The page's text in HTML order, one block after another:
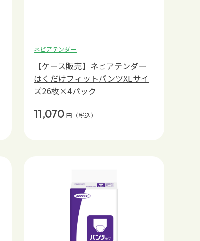
ネピアテンダー
【ケース販売】ネピアテンダー
はくだけフィットパンツXLサイ
ズ26枚×4パック
11,070 円 （税込）